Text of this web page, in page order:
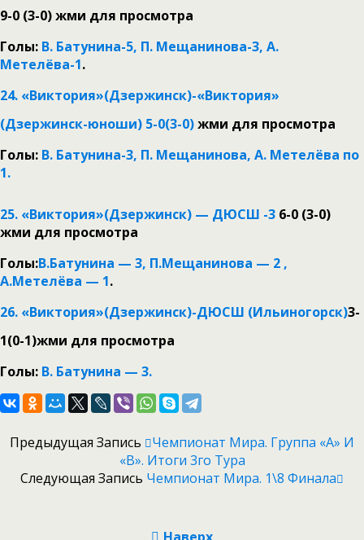
9-0 (3-0)жми для просмотра
Голы: В. Батунина-5, П. Мещанинова-3, А.
Метелёва-1.
24. «Виктория»(Дзержинск)-«Виктория»
(Дзержинск-юноши) 5-0(3-0)жми для просмотра
Голы: В. Батунина-3, П. Мещанинова, А. Метелёва по
1.
25. «Виктория»(Дзержинск) — ДЮСШ -3 6-0 (3-0)
жми для просмотра
Голы:В.Батунина — 3, П.Мещанинова — 2 ,
А.Метелёва — 1.
26. «Виктория»(Дзержинск)-ДЮСШ (Ильиногорск)3-
1(0-1)жми для просмотра
Голы: В. Батунина — 3.
Предыдущая Запись
Чемпионат Мира. Группа «А» И
«B». Итоги 3го Тура
Следующая Запись Чемпионат Мира. 1\8 Финала